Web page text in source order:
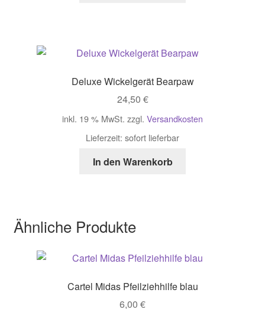
Deluxe Wickelgerät Bearpaw
24,50 €
inkl. 19 % MwSt. zzgl. Versandkosten
Lieferzeit: sofort lieferbar
In den Warenkorb
Ähnliche Produkte
Cartel Midas Pfeilziehhilfe blau
6,00 €